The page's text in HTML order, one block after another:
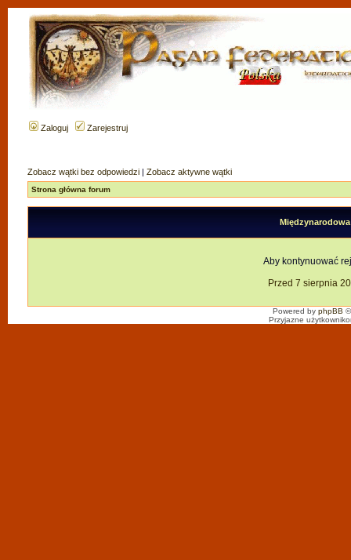
Zaloguj Zarejestruj
Zobacz wątki bez odpowiedzi | Zobacz aktywne wątki
Strona główna forum
Aby kontynuować
Przed 7 sierpnia
Powered by phpBB
Przyjazne